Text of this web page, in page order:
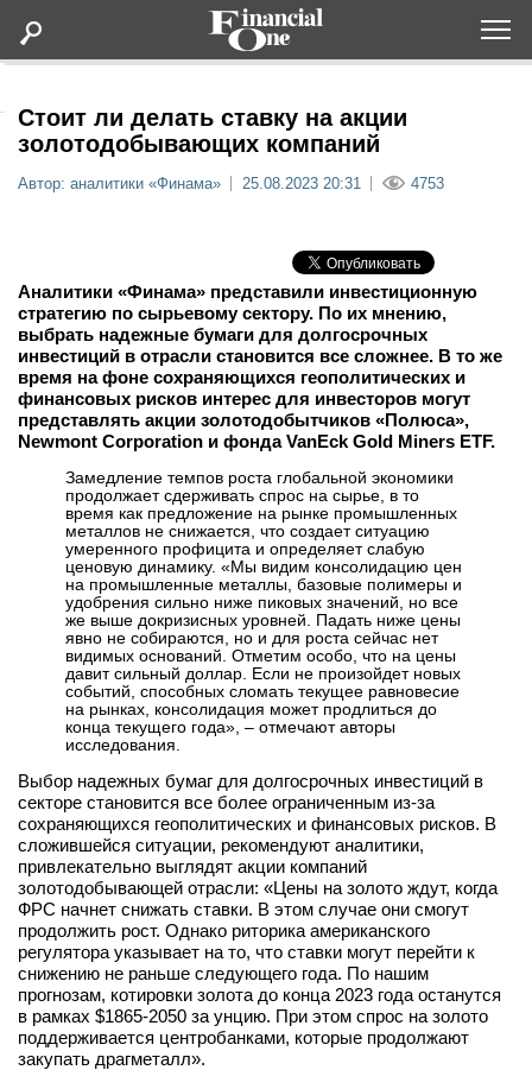
Статьи
Lifestyle
Мероприятия
Новости
Интервью
вконтакте
телеграм
Стать автором
Вход
Стоит ли делать ставку на акции
золотодобывающих компаний
Автор: аналитики «Финама» 25.08.2023 20:31 4753
Аналитики «Финама» представили инвестиционную
стратегию по сырьевому сектору. По их мнению,
выбрать надежные бумаги для долгосрочных
инвестиций в отрасли становится все сложнее. В то же
время на фоне сохраняющихся геополитических и
финансовых рисков интерес для инвесторов могут
представлять акции золотодобытчиков «Полюса»,
Newmont Corporation и фонда VanEck Gold Miners ETF.
Замедление темпов роста глобальной экономики
продолжает сдерживать спрос на сырье, в то
время как предложение на рынке промышленных
металлов не снижается, что создает ситуацию
умеренного профицита и определяет слабую
ценовую динамику. «Мы видим консолидацию цен
на промышленные металлы, базовые полимеры и
удобрения сильно ниже пиковых значений, но все
же выше докризисных уровней. Падать ниже цены
явно не собираются, но и для роста сейчас нет
видимых оснований. Отметим особо, что на цены
давит сильный доллар. Если не произойдет новых
событий, способных сломать текущее равновесие
на рынках, консолидация может продлиться до
конца текущего года», – отмечают авторы
исследования.
Выбор надежных бумаг для долгосрочных инвестиций в
секторе становится все более ограниченным из-за
сохраняющихся геополитических и финансовых рисков. В
сложившейся ситуации, рекомендуют аналитики,
привлекательно выглядят акции компаний
золотодобывающей отрасли: «Цены на золото ждут, когда
ФРС начнет снижать ставки. В этом случае они смогут
продолжить рост. Однако риторика американского
регулятора указывает на то, что ставки могут перейти к
снижению не раньше следующего года. По нашим
прогнозам, котировки золота до конца 2023 года останутся
в рамках $1865-2050 за унцию. При этом спрос на золото
поддерживается центробанками, которые продолжают
закупать драгметалл».